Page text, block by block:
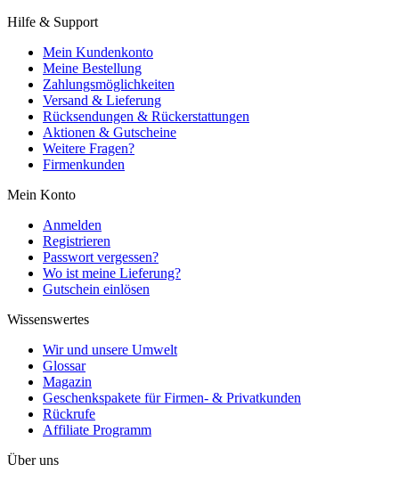
Hilfe & Support
Mein Kundenkonto
Meine Bestellung
Zahlungsmöglichkeiten
Versand & Lieferung
Rücksendungen & Rückerstattungen
Aktionen & Gutscheine
Weitere Fragen?
Firmenkunden
Mein Konto
Anmelden
Registrieren
Passwort vergessen?
Wo ist meine Lieferung?
Gutschein einlösen
Wissenswertes
Wir und unsere Umwelt
Glossar
Magazin
Geschenkspakete für Firmen- & Privatkunden
Rückrufe
Affiliate Programm
Über uns